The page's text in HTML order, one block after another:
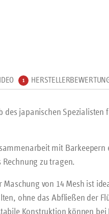
1 HERSTELLER
des japanischen
mit Barkeepern
zu tragen.
von 14 Mesh ist
ohne das Abfließen der
Konstruktion können bei